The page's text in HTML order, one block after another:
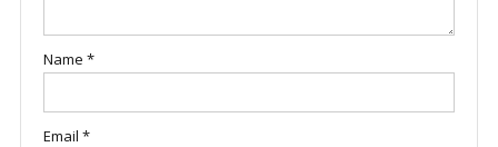
Name *
Email *